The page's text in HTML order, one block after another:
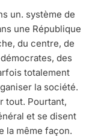
un. système de
une République
du centre, de
des
totalement
la société.
tout. Pourtant,
et se disent
la même façon.